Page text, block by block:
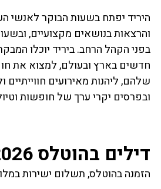
היריד יפתח בשעות הבוקר לאנשי
והרצאות בנושאים מקצועיים,
בפני הקהל הרחב. ביריד יוכלו
חדשים בארץ ובעולם, למצוא את
שלהם, ליהנות מאירועים חווייתיים
ובפרסים יקרי ערך של חופשות
דילים בהוטלס 2026
הזמנה בהוטלס, תשלום ישירות